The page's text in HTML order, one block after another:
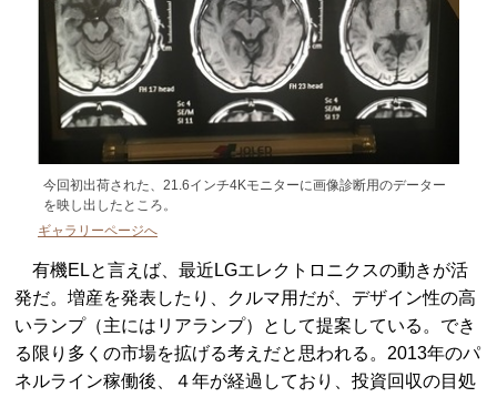
今回初出荷された、21.6インチ4Kモニターに画像診断用のデーター
を映し出したところ。
ギャラリーページへ
有機ELと言えば、最近LGエレクトロニクスの動きが活
発だ。増産を発表したり、クルマ用だが、デザイン性の高
いランプ（主にはリアランプ）として提案している。でき
る限り多くの市場を拡げる考えだと思われる。2013年のパ
ネルライン稼働後、４年が経過しており、投資回収の目処